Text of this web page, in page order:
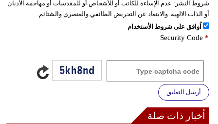
شروط النشر: عدم الإساءة للكاتب أو للأشخاص أو للمقدسات أو مهاجمة الأديان
أو الذات الالهية. والابتعاد عن التحريض الطائفي والعنصري والشتائم.
اُوافق على شروط الأستخدام
Security Code *
أرسل التعليق
أخبار ذات صلة